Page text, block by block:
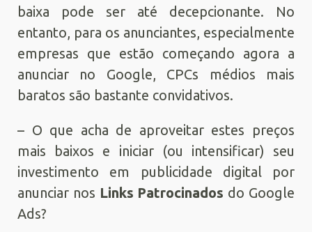
baixa pode ser até decepcionante. No
entanto, para os anunciantes, especialmente
empresas que estão começando agora a
anunciar no Google, CPCs médios mais
baratos são bastante convidativos.
– O que acha de aproveitar estes preços
mais baixos e iniciar (ou intensificar) seu
investimento em publicidade digital por
anunciar nos Links Patrocinados do Google
Ads?